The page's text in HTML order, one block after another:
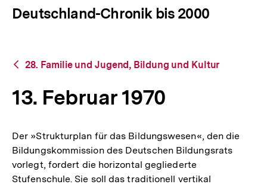
2000
Deutschland-Chronik bis 2000
Zurück
Übersicht
28. Familie und Jugend, Bildung und Kultur
13. Februar 1970
Der »Strukturplan für das Bildungswesen«, den die
Bildungskommission des Deutschen Bildungsrats
vorlegt, fordert die horizontal gegliederte
Stufenschule. Sie soll das traditionell vertikal